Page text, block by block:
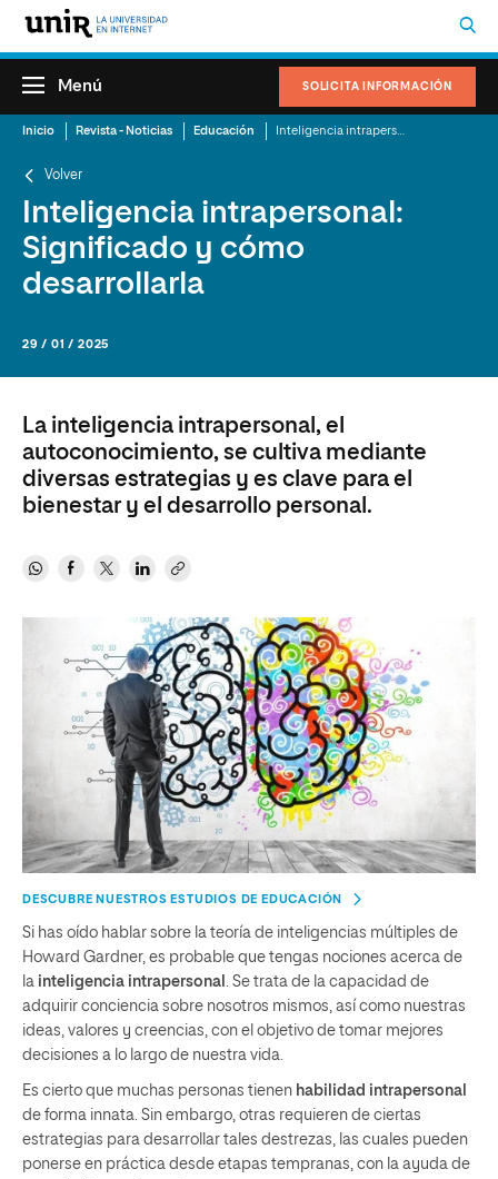
SOLICITA INFORMACIÓN
Menú
Inicio Revista - Noticias Educación
Volver
Inteligencia intrapersonal:
Significado y cómo
desarrollarla
29 / 01 / 2025
La inteligencia intrapersonal, el
autoconocimiento, se cultiva mediante
diversas estrategias y es clave para el
bienestar y el desarrollo personal.
DESCUBRE NUESTROS ESTUDIOS DE EDUCACIÓN
Si has oído hablar sobre la teoría de inteligencias múltiples de
Howard Gardner, es probable que tengas nociones acerca de
la inteligencia intrapersonal
. Se trata de la capacidad de
adquirir conciencia sobre nosotros mismos, así como nuestras
ideas, valores y creencias, con el objetivo de tomar mejores
decisiones a lo largo de nuestra vida.
Es cierto que muchas personas tienen habilidad intrapersonal
de forma innata. Sin embargo, otras requieren de ciertas
estrategias para desarrollar tales destrezas, las cuales pueden
ponerse en práctica desde etapas tempranas, con la ayuda de